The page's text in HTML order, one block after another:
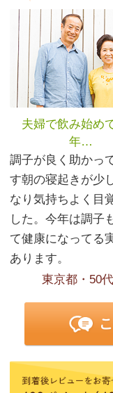
夫婦で飲み始め
年…
調子が良く助かっ
す朝の寝起きが少
なり気持ちよく目
した。今年は調子
て健康になってる
あります。
東京都・50